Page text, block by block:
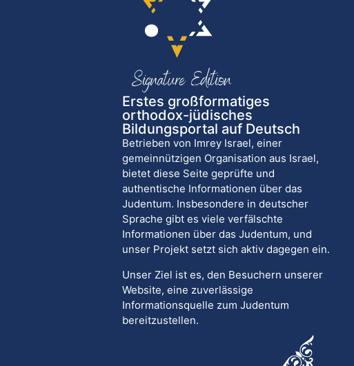
Erstes großformatiges
orthodox-jüdisches
Bildungsportal auf Deutsch
Betrieben von Imrey Israel, einer
gemeinnützigen Organisation aus Israel,
bietet diese Seite geprüfte und
authentische Informationen über das
Judentum. Insbesondere in deutscher
Sprache gibt es viele verfälschte
Informationen über das Judentum, und
unser Projekt setzt sich aktiv dagegen ein.
Unser Ziel ist es, den Besuchern unserer
Website, eine zuverlässige
Informationsquelle zum Judentum
bereitzustellen.